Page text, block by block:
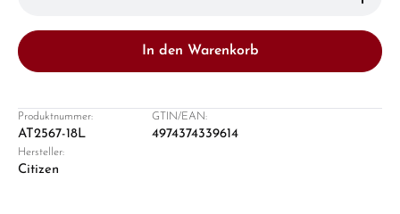
In den Warenkorb
Produktnummer:
AT2567-18L
GTIN/EAN:
4974374339614
Hersteller:
Citizen